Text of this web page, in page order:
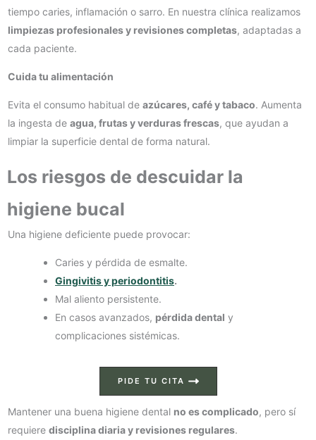
tiempo caries, inflamación o sarro. En nuestra clínica realizamos
limpiezas profesionales y revisiones completas, adaptadas a
cada paciente.
Cuida tu alimentación
Evita el consumo habitual de azúcares, café y tabaco. Aumenta
la ingesta de agua, frutas y verduras frescas, que ayudan a
limpiar la superficie dental de forma natural.
Los riesgos de descuidar la
higiene bucal
Una higiene deficiente puede provocar:
Caries y pérdida de esmalte.
Gingivitis y periodontitis.
Mal aliento persistente.
En casos avanzados, pérdida dental y
complicaciones sistémicas.
PIDE TU CITA
Mantener una buena higiene dental no es complicado, pero sí
requiere disciplina diaria y revisiones regulares.